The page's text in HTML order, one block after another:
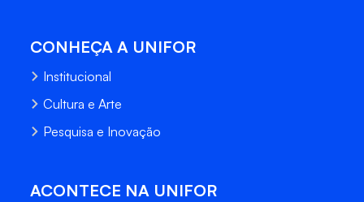
CONHEÇA A UNIFOR
Institucional
Cultura e Arte
Pesquisa e Inovação
ACONTECE NA UNIFOR